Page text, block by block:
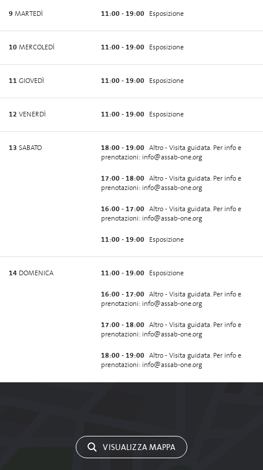
9 MARTEDÌ 11:00 - 19:00 Esposizione
10 MERCOLEDÌ 11:00 - 19:00 Esposizione
11 GIOVEDÌ 11:00 - 19:00 Esposizione
12 VENERDÌ 11:00 - 19:00 Esposizione
13 SABATO 18:00 - 19:00
Altro - Visita guidata. Per info e
prenotazioni: info@assab-one.org
17:00 - 18:00
Altro - Visita guidata. Per info e
prenotazioni: info@assab-one.org
16:00 - 17:00
Altro - Visita guidata. Per info e
prenotazioni: info@assab-one.org
11:00 - 19:00 Esposizione
14 DOMENICA 11:00 - 19:00 Esposizione
16:00 - 17:00
Altro - Visita guidata. Per info e
prenotazioni: info@assab-one.org
17:00 - 18:00
Altro - Visita guidata. Per info e
prenotazioni: info@assab-one.org
18:00 - 19:00
Altro - Visita guidata. Per info e
prenotazioni: info@assab-one.org
VISUALIZZA MAPPA